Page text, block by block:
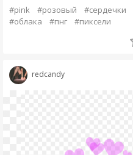
#pink #розовый #сердечки
#облака
#пнг #пиксели
redcandy